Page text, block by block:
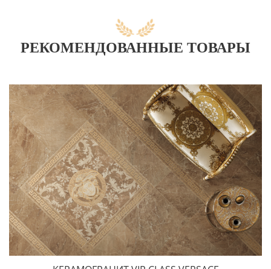
РЕКОМЕНДОВАННЫЕ ТОВАРЫ